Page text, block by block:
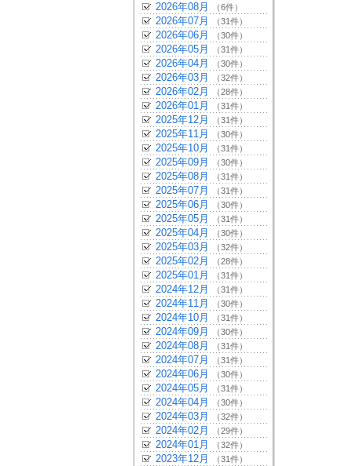
2026年08月 （6件）
2026年07月 （31件）
2026年06月 （30件）
2026年05月 （31件）
2026年04月 （30件）
2026年03月 （32件）
2026年02月 （28件）
2026年01月 （31件）
2025年12月 （31件）
2025年11月 （30件）
2025年10月 （31件）
2025年09月 （30件）
2025年08月 （31件）
2025年07月 （31件）
2025年06月 （30件）
2025年05月 （31件）
2025年04月 （30件）
2025年03月 （32件）
2025年02月 （28件）
2025年01月 （31件）
2024年12月 （31件）
2024年11月 （30件）
2024年10月 （31件）
2024年09月 （30件）
2024年08月 （31件）
2024年07月 （31件）
2024年06月 （30件）
2024年05月 （31件）
2024年04月 （30件）
2024年03月 （32件）
2024年02月 （29件）
2024年01月 （32件）
2023年12月 （31件）